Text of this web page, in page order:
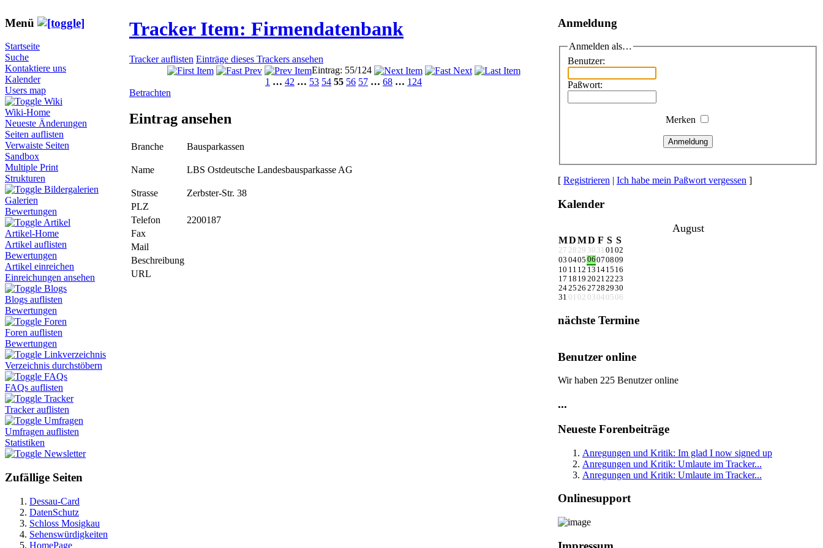
Menü
Startseite
Suche
Kontaktiere uns
Kalender
Users map
Wiki
Wiki-Home
Neueste Änderungen
Seiten auflisten
Verwaiste Seiten
Sandbox
Multiple Print
Strukturen
Bildergalerien
Galerien
Bewertungen
Artikel
Artikel-Home
Artikel auflisten
Bewertungen
Artikel einreichen
Einreichungen ansehen
Blogs
Blogs auflisten
Bewertungen
Foren
Foren auflisten
Bewertungen
Linkverzeichnis
Verzeichnis durchstöbern
FAQs
FAQs auflisten
Tracker
Tracker auflisten
Umfragen
Umfragen auflisten
Statistiken
Newsletter
Zufällige Seiten
Dessau-Card
DatenSchutz
Schloss Mosigkau
Sehenswürdigkeiten
HomePage
Tracker Item: Firmendatenbank
Tracker auflisten Einträge dieses Trackers ansehen
Eintrag: 55/124
1 … 42 … 53 54 55 56 57 … 68 … 124
Betrachten
Eintrag ansehen
Branche Bausparkassen
Name LBS Ostdeutsche Landesbausparkasse AG
Strasse
Zerbster-Str. 38
PLZ
Telefon
2200187
Fax
Mail
Beschreibung
URL
Anmeldung
Anmelden als…
Benutzer:
Paßwort:
Merken
Anmeldung
[ Registrieren | Ich habe mein Paßwort vergessen ]
Kalender
August
MDMD F S S
27 28 29 30 31 0102
03 0405 06070809
10 11 12 13 1415 16
17 18 19 20212223
242526 27282930
31 01 02 03 04 05 06
nächste Termine
Benutzer online
Wir haben 225 Benutzer online
...
Neueste Forenbeiträge
Anregungen und Kritik: Im glad I now signed up
Anregungen und Kritik: Umlaute im Tracker...
Anregungen und Kritik: Umlaute im Tracker...
Onlinesupport